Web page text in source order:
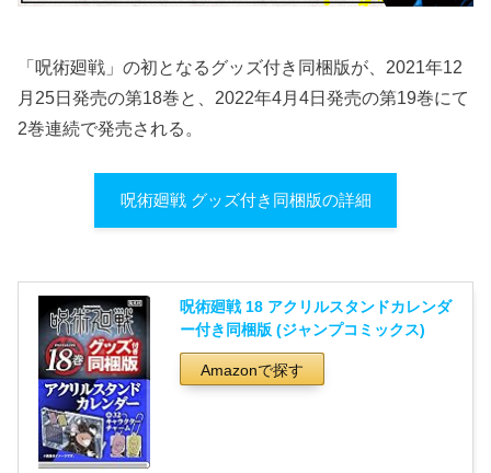
「呪術廻戦」の初となるグッズ付き同梱版が、2021年12
月25日発売の第18巻と、2022年4月4日発売の第19巻にて
2巻連続で発売される。
呪術廻戦 グッズ付き同梱版の詳細
呪術廻戦 18 アクリルスタンドカレンダ
ー付き同梱版 (ジャンプコミックス)
Amazonで探す